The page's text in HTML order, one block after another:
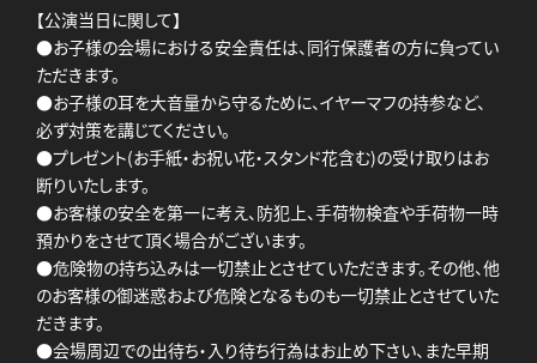
【公演当日に関して】
●お子様の会場における安全責任は、同行保護者の方に負ってい
ただきます。
●お子様の耳を大音量から守るために、イヤーマフの持参など、
必ず対策を講じてください。
●プレゼント(お手紙・お祝い花・スタンド花含む)の受け取りはお
断りいたします。
●お客様の安全を第一に考え、防犯上、手荷物検査や手荷物一時
預かりをさせて頂く場合がございます。
●危険物の持ち込みは一切禁止とさせていただきます。その他、他
のお客様の御迷惑および危険となるものも一切禁止とさせていた
だきます。
●会場周辺での出待ち・入り待ち行為はお止め下さい、また早期